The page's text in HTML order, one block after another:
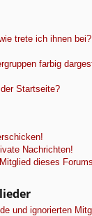
trete ich ihnen bei?
farbig
Startseite?
Nachrichten!
dieses
und ignorierten